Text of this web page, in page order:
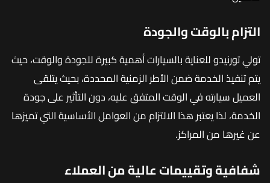
التزام بالوقت والجودة
تولي تورنيدو للعناية بالسيارات أهمية كبيرة للجودة والوقت، حيث
يتم تنفيذ الخدمة ضمن الأطر الزمنية المحددة، بحيث يتلقى
العميل سيارته في الوقت المتفق عليه، دون التأثير على جودة
الخدمة، لذا يعتبر هذا الالتزام من العوامل الأساسية التي تميزها
عن غيرها من المراكز.
شفافية وتقييمات عالية من العملاء